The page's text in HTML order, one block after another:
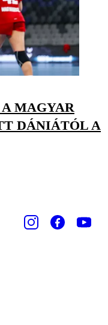
MAGYAR
DÁNIÁTÓL A